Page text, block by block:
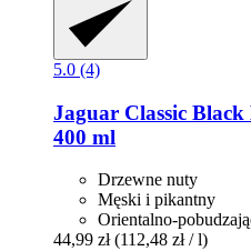
5.0 (4)
Jaguar Classic
400 ml
Drzewne nuty
Męski i pikantny
Orientalno-
44,99 zł (112,48 zł / l)